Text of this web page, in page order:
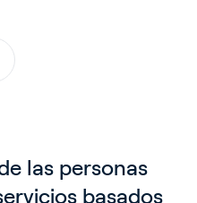
las personas
basados